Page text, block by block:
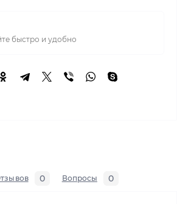
быстро и удобно
0 Вопросы 0